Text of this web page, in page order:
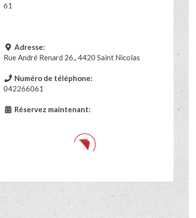
61
Adresse:
Rue André Renard 26,, 4420 Saint Nicolas
Numéro de téléphone:
042266061
Réservez maintenant: